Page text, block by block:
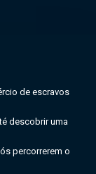
de escravos
descobrir uma
percorrerem o